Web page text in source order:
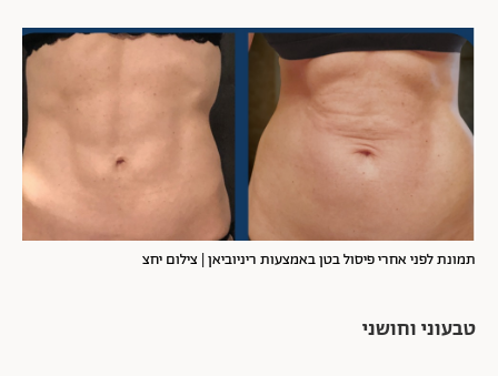
תמונת לפני אחרי פיסול בטן באמצעות ריניוביאן | צילום יחצ
טבעוני וחושני